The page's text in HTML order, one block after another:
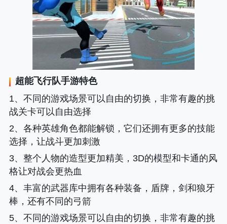
超能飞行队手游特色
1、不同的游戏场景可以自由的切换，非常有趣的挑
战关卡可以自由选择
2、各种英雄角色都能解锁，它们还拥有更多的技能
选择，让战斗更加刺激
3、整个人物的造型更加精美，3D的模型和卡通的风
格让对战会更热血
4、丰富的武器库中拥有各种装备，盾牌，剑和狼牙
棒，还有不同的弓箭
5、不同的游戏场景可以自由的切换，非常有趣的挑